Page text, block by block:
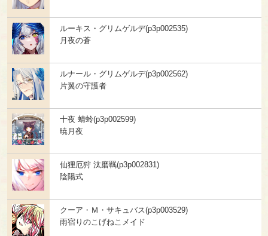
ルーキス・グリムゲルデ(p3p002535)
月夜の蒼
ルナール・グリムゲルデ(p3p002562)
片翼の守護者
十夜 蜻蛉(p3p002599)
暁月夜
仙狸厄狩 汰磨羈(p3p002831)
陰陽式
クーア・Ｍ・サキュバス(p3p003529)
雨宿りのこげねこメイド